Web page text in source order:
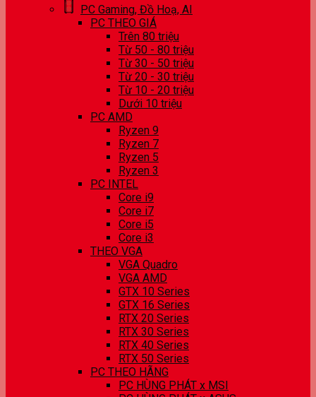
PC Gaming, Đồ Hoạ, AI
PC THEO GIÁ
Trên 80 triệu
Từ 50 - 80 triệu
Từ 30 - 50 triệu
Từ 20 - 30 triệu
Từ 10 - 20 triệu
Dưới 10 triệu
PC AMD
Ryzen 9
Ryzen 7
Ryzen 5
Ryzen 3
PC INTEL
Core i9
Core i7
Core i5
Core i3
THEO VGA
VGA Quadro
VGA AMD
GTX 10 Series
GTX 16 Series
RTX 20 Series
RTX 30 Series
RTX 40 Series
RTX 50 Series
PC THEO HÃNG
PC HÙNG PHÁT x MSI